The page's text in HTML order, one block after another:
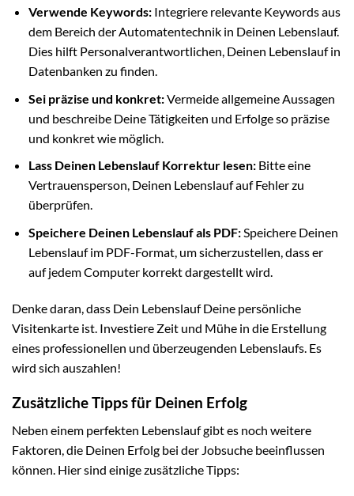
Verwende Keywords:Integriere relevante Keywords aus
dem Bereich der Automatentechnik in Deinen Lebenslauf.
Dies hilft Personalverantwortlichen, Deinen Lebenslauf in
Datenbanken zu finden.
Sei präzise und konkret:Vermeide allgemeine Aussagen
und beschreibe Deine Tätigkeiten und Erfolge so präzise
und konkret wie möglich.
Lass Deinen Lebenslauf Korrektur lesen:Bitte eine
Vertrauensperson, Deinen Lebenslauf auf Fehler zu
überprüfen.
Speichere Deinen Lebenslauf als PDF:Speichere Deinen
Lebenslauf im PDF-Format, um sicherzustellen, dass er
auf jedem Computer korrekt dargestellt wird.
Denke daran, dass Dein Lebenslauf Deine persönliche
Visitenkarte ist. Investiere Zeit und Mühe in die Erstellung
eines professionellen und überzeugenden Lebenslaufs. Es
wird sich auszahlen!
Zusätzliche Tipps für Deinen Erfolg
Neben einem perfekten Lebenslauf gibt es noch weitere
Faktoren, die Deinen Erfolg bei der Jobsuche beeinflussen
können. Hier sind einige zusätzliche Tipps: